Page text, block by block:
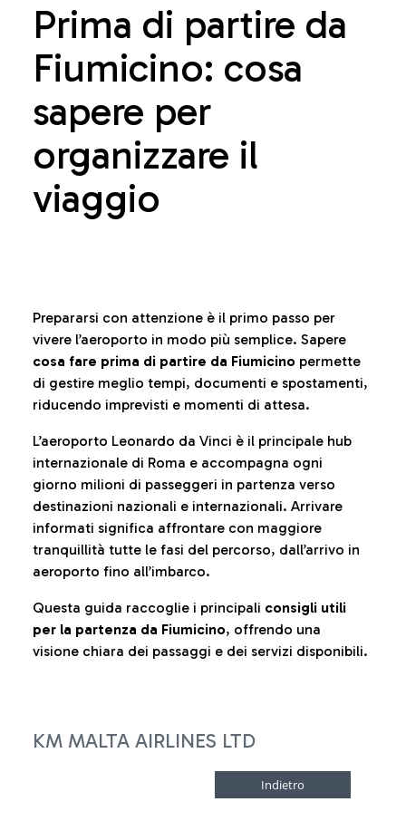
Prima di partire da
Fiumicino: cosa
sapere per
organizzare il
viaggio
Prepararsi con attenzione è il primo passo per
vivere l’aeroporto in modo più semplice. Sapere
cosa fare prima di partire da Fiumicino permette
di gestire meglio tempi, documenti e spostamenti,
riducendo imprevisti e momenti di attesa.
L’aeroporto Leonardo da Vinci è il principale hub
internazionale di Roma e accompagna ogni
giorno milioni di passeggeri in partenza verso
destinazioni nazionali e internazionali. Arrivare
informati significa affrontare con maggiore
tranquillità tutte le fasi del percorso, dall’arrivo in
aeroporto fino all’imbarco.
Questa guida raccoglie i principali consigli utili
per la partenza da Fiumicino, offrendo una
visione chiara dei passaggi e dei servizi disponibili.
KM MALTA AIRLINES LTD